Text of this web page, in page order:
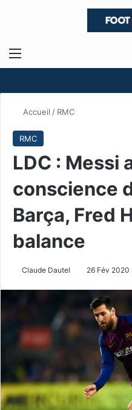
Menu
Accueil / RMC
RMC
LDC : Messi
conscience
Barça, Fred
balance
Claude Dautel 26 Fév 2020